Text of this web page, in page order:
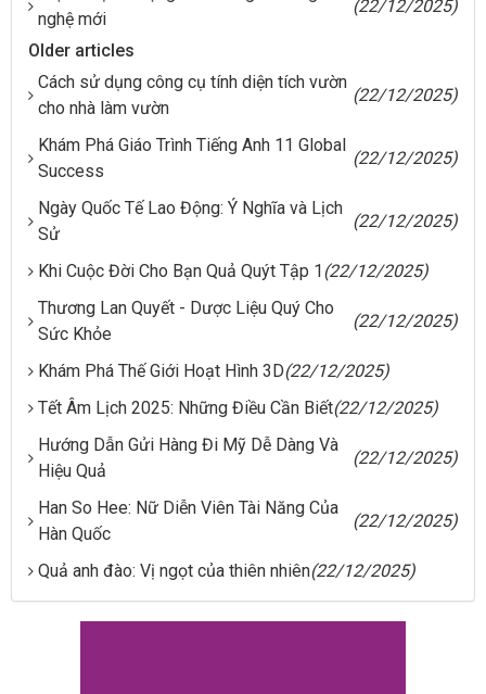
nghệ mới
(22/12/2025)
Older articles
Cách sử dụng công cụ tính diện tích vườn
cho nhà làm vườn
(22/12/2025)
Khám Phá Giáo Trình Tiếng Anh 11 Global
Success
(22/12/2025)
Ngày Quốc Tế Lao Động: Ý Nghĩa và Lịch
Sử
(22/12/2025)
Khi Cuộc Đời Cho Bạn Quả Quýt Tập 1(22/12/2025)
Thương Lan Quyết - Dược Liệu Quý Cho
Sức Khỏe
(22/12/2025)
Khám Phá Thế Giới Hoạt Hình 3D(22/12/2025)
Tết Âm Lịch 2025: Những Điều Cần Biết(22/12/2025)
Hướng Dẫn Gửi Hàng Đi Mỹ Dễ Dàng Và
Hiệu Quả
(22/12/2025)
Han So Hee: Nữ Diễn Viên Tài Năng Của
Hàn Quốc
(22/12/2025)
Quả anh đào: Vị ngọt của thiên nhiên(22/12/2025)